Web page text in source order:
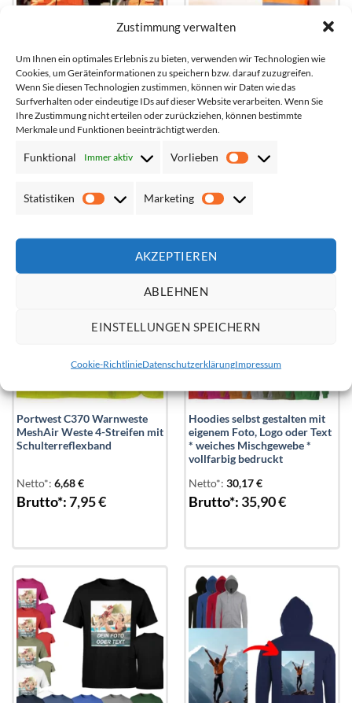
Zustimmung verwalten
Um Ihnen ein optimales Erlebnis zu bieten, verwenden wir Technologien wie
Cookies, um Geräteinformationen zu speichern bzw. darauf zuzugreifen.
Wenn Sie diesen Technologien zustimmen, können wir Daten wie das
Surfverhalten oder eindeutige IDs auf dieser Website verarbeiten. Wenn Sie
Ihre Zustimmung nicht erteilen oder zurückziehen, können bestimmte
Merkmale und Funktionen beeinträchtigt werden.
Funktional Immer aktiv Vorlieben
Vorlieben
Statistiken
Statistiken
Marketing
Marketing
AKZEPTIEREN
ABLEHNEN
EINSTELLUNGEN SPEICHERN
Cookie-RichtlinieDatenschutzerklärungImpressum
Mesh Multifunktionsweste
mit Taschen und
Reißverschluss
Netto*:8,39 €
Warnwesten Poncho für
Kinder // von Kita bis
Grundschule
Netto*:
Portwest C370 Warnweste
MeshAir Weste 4-Streifen mit
Schulterreflexband
Netto*: 6,68€
Brutto*:7,95€
Hoodies selbst gestalten mit
eigenem Foto, Logo oder Text
* weiches Mischgewebe *
vollfarbig bedruckt
Netto*: 30,17€
Brutto*: 35,90€
wishlist